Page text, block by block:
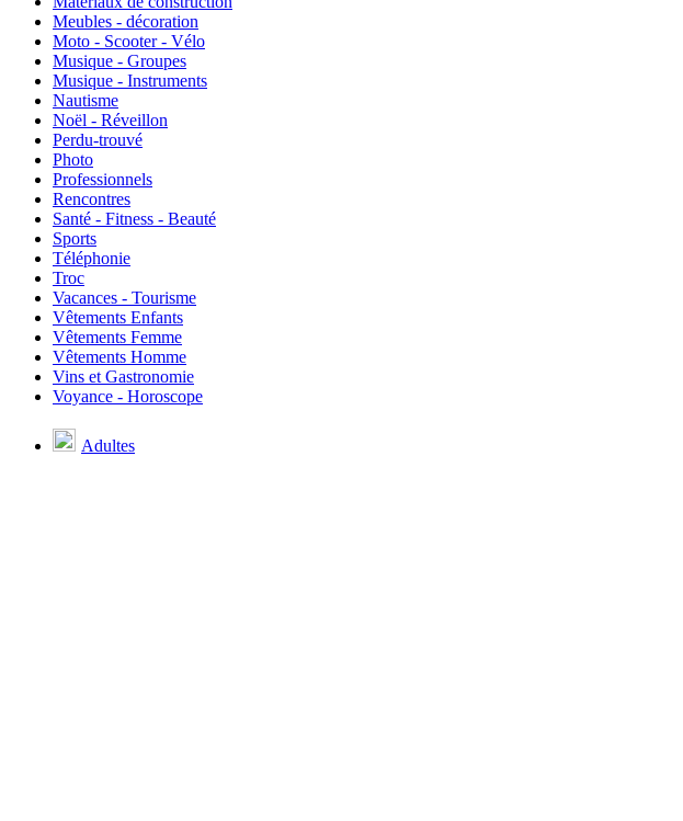
Meubles - décoration
Moto - Scooter - Vélo
Musique - Groupes
Musique - Instruments
Nautisme
Noël - Réveillon
Perdu-trouvé
Photo
Professionnels
Rencontres
Santé - Fitness - Beauté
Sports
Téléphonie
Troc
Vacances - Tourisme
Vêtements Enfants
Vêtements Femme
Vêtements Homme
Vins et Gastronomie
Voyance - Horoscope
Adultes